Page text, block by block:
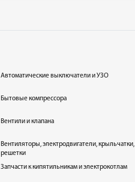
Автоматические выключатели и УЗО
Бытовые компрессора
Вентили и клапана
Вентиляторы, электродвигатели, крыльчатки,
решетки
Запчасти к кипятильникам и электрокотлам